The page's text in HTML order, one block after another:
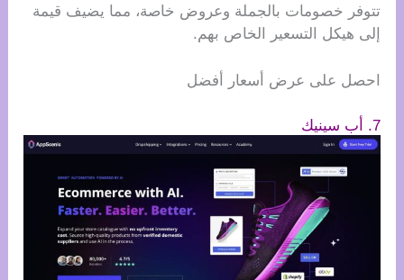
تتوفر خصومات بالجملة وعروض خاصة، مما يضيف قيمة
إلى هيكل التسعير الخاص بهم.
احصل على عرض أسعار أفضل
7. أب سينيك